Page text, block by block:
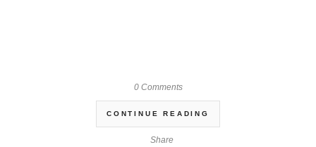
0 Comments
CONTINUE READING
Share